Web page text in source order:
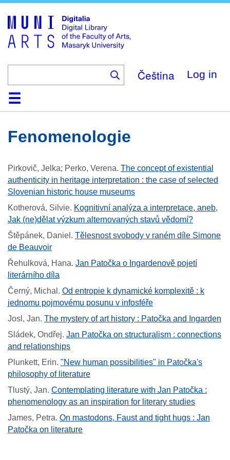
main
content
Čeština Log in
HomeCollections
Browse
Search
About
HelpContactDigitalia
Fenomenologie
Pirkovič, Jelka; Perko, Verena. The concept of existential
authenticity in heritage interpretation : the case of selected
Slovenian historic house museums
Kotherová, Silvie. Kognitivní analýza a interpretace, aneb,
Jak (ne)dělat výzkum alternovaných stavů vědomí?
Štěpánek, Daniel . Tělesnost svobody v raném díle Simone
de Beauvoir
Řehulková, Hana. Jan Patočka o Ingardenově pojetí
literárního díla
Černý, Michal . Od entropie k dynamické komplexitě : k
jednomu pojmovému posunu v infosféře
Josl, Jan. The mystery of art history : Patočka and Ingarden
Sládek, Ondřej. Jan Patočka on structuralism : connections
and relationships
Plunkett, Erin. "New human possibilities" in Patočka's
philosophy of literature
Tlustý, Jan. Contemplating literature with Jan Patočka :
phenomenology as an inspiration for literary studies
James, Petra. On mastodons, Faust and tight hugs : Jan
Patočka on literature